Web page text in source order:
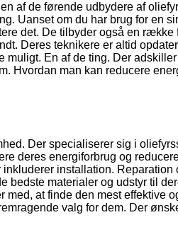
af de førende udbydere af
Uanset om du har brug for en
det. De tilbyder også en
Deres teknikere er altid
muligt. En af de ting. Der
Hvordan man kan reducere
Der specialiserer sig i
deres energiforbrug og
installation.
bedste materialer og udstyr til
at finde den mest effektive
valg for dem. Der